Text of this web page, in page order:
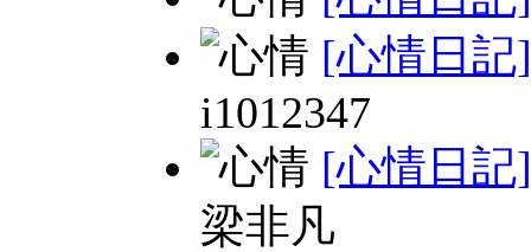
[心情日記]
i1012347
[心情日記]
梁非凡